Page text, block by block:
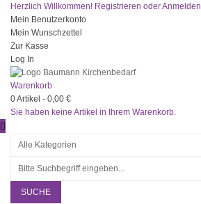
Herzlich Willkommen! Registrieren oderAnmelden
Mein Benutzerkonto
Mein Wunschzettel
Zur Kasse
Log In
Warenkorb
0Artikel - 0,00 €
Sie haben keine Artikel in Ihrem Warenkorb.
SUCHE